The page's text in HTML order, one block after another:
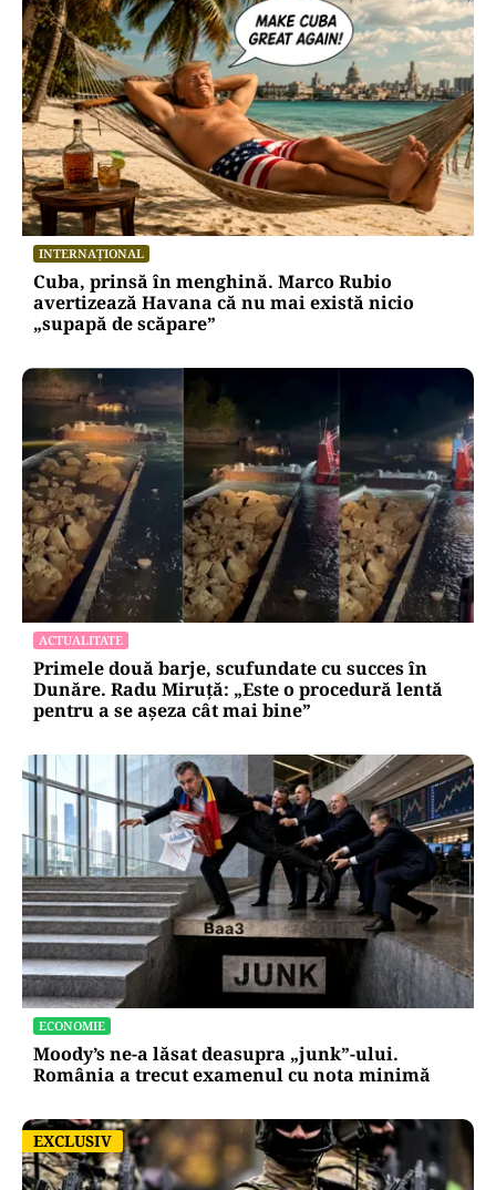
INTERNAȚIONAL
Cuba, prinsă în menghină. Marco Rubio
avertizează Havana că nu mai există nicio
„supapă de scăpare”
ACTUALITATE
Primele două barje, scufundate cu succes în
Dunăre. Radu Miruță: „Este o procedură lentă
pentru a se așeza cât mai bine”
ECONOMIE
Moody’s ne-a lăsat deasupra „junk”-ului.
România a trecut examenul cu nota minimă
EXCLUSIV
EXCLUSIV